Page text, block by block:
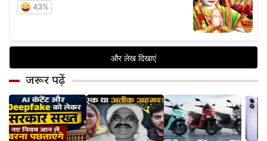
जरूर पढ़ें